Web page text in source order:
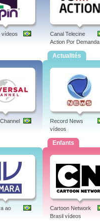
vídeos
Canal Telecine
Action Por Demanda
Actualités
Record News
vídeos
ao
Enfants
Cartoon Network
Brasil vídeos